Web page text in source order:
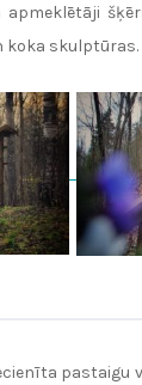
apmeklētāji